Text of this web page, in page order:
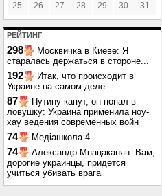
25 26 27 28 29 30 31
РЕЙТИНГ
298
Москвичка в Киеве: Я
старалась держаться в стороне...
192
Итак, что происходит в
Украине на самом деле
87
Путину капут, он попал в
ловушку: Украина применила ноу-
хау ведения современных войн
74 Медіашкола-4
74
Александр Мнацаканян: Вам,
дорогие украинцы, придется
учиться убивать врага